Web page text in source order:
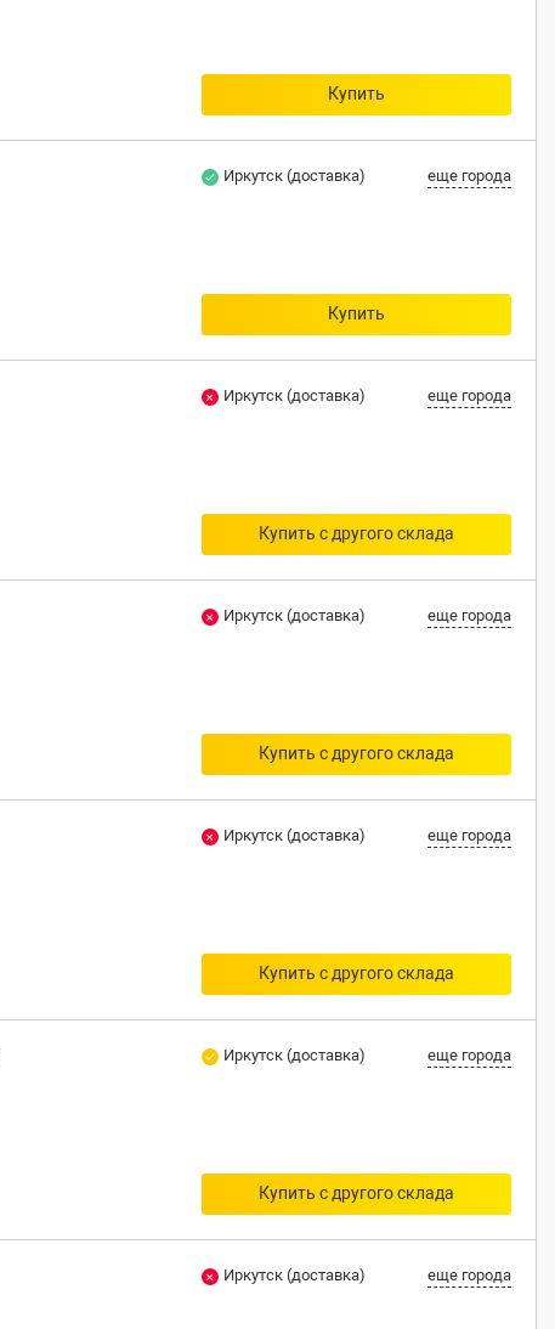
Купить
Иркутск (доставка) еще города
Купить
Иркутск (доставка) еще города
Купить с другого склада
Иркутск (доставка) еще города
Купить с другого склада
Иркутск (доставка) еще города
Купить с другого склада
Иркутск (доставка) еще города
Купить с другого склада
Иркутск (доставка) еще города